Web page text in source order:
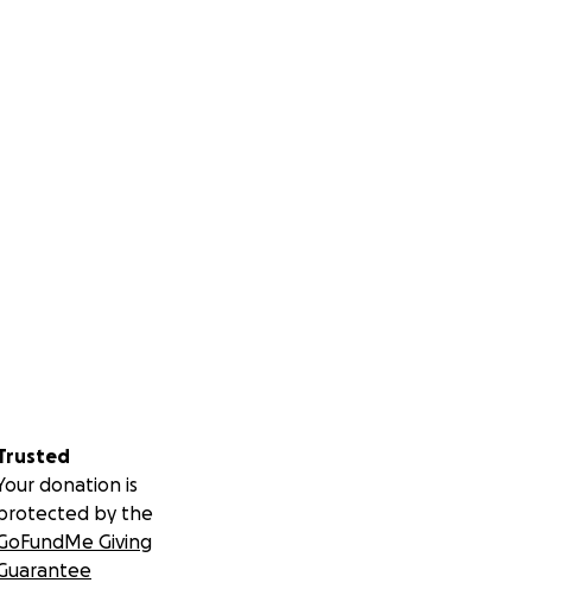
donation is
by the
Giving